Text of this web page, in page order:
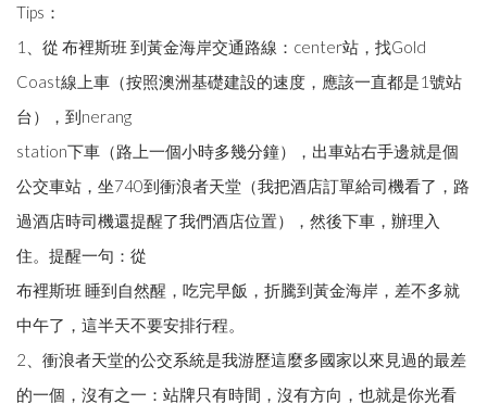
Tips：
1、從 布裡斯班 到黃金海岸交通路線：center站，找Gold
Coast線上車（按照澳洲基礎建設的速度，應該一直都是1號站
台），到nerang
station下車（路上一個小時多幾分鐘），出車站右手邊就是個
公交車站，坐740到衝浪者天堂（我把酒店訂單給司機看了，路
過酒店時司機還提醒了我們酒店位置），然後下車，辦理入
住。提醒一句：從
布裡斯班 睡到自然醒，吃完早飯，折騰到黃金海岸，差不多就
中午了，這半天不要安排行程。
2、衝浪者天堂的公交系統是我游歷這麼多國家以來見過的最差
的一個，沒有之一：站牌只有時間，沒有方向，也就是你光看